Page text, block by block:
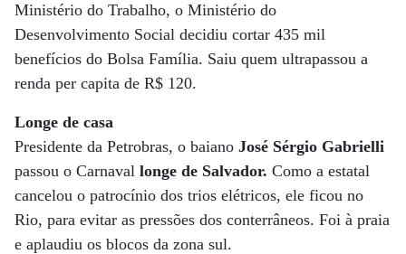
Ministério do Trabalho, o Ministério do
Desenvolvimento Social decidiu cortar 435 mil
benefícios do Bolsa Família. Saiu quem ultrapassou a
renda per capita de R$ 120.
Longe de casa
Presidente da Petrobras, o baiano José Sérgio Gabrielli
passou o Carnaval longe de Salvador. Como a estatal
cancelou o patrocínio dos trios elétricos, ele ficou no
Rio, para evitar as pressões dos conterrâneos. Foi à praia
e aplaudiu os blocos da zona sul.